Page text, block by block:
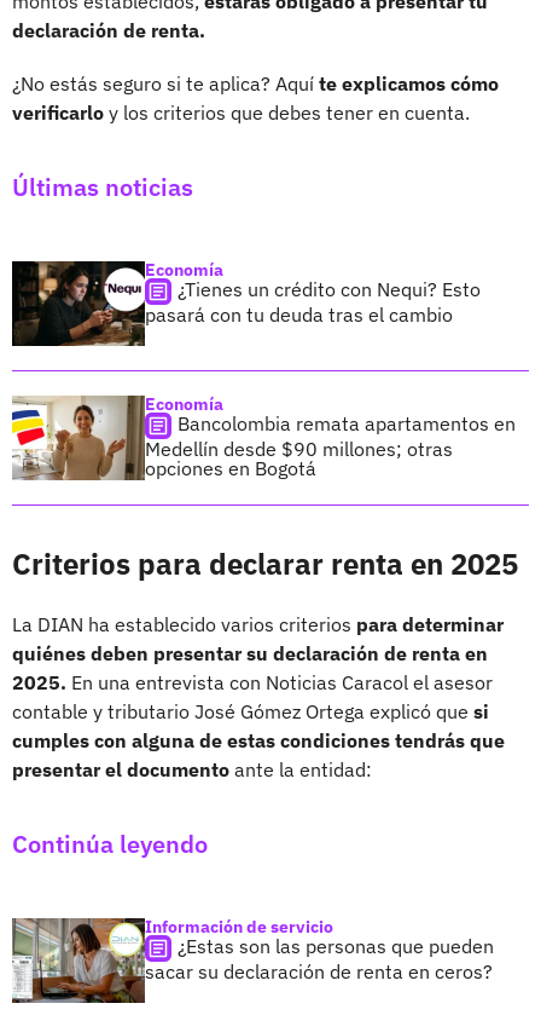
declaración de renta.
¿No estás seguro si te aplica? Aquí te explicamos cómo
verificarlo y los criterios que debes tener en cuenta.
Últimas noticias
Economía
¿Tienes un crédito con Nequi? Esto
pasará con tu deuda tras el cambio
Economía
Bancolombia remata apartamentos en
Medellín desde $90 millones; otras
opciones en Bogotá
Criterios para declarar renta en 2025
La DIAN ha establecido varios criterios para determinar
quiénes deben presentar su declaración de renta en
2025. En una entrevista con Noticias Caracol el asesor
contable y tributario José Gómez Ortega explicó que si
cumples con alguna de estas condiciones tendrás que
presentar el documento ante la entidad:
Continúa leyendo
Información de servicio
¿Estas son las personas que pueden
sacar su declaración de renta en ceros?